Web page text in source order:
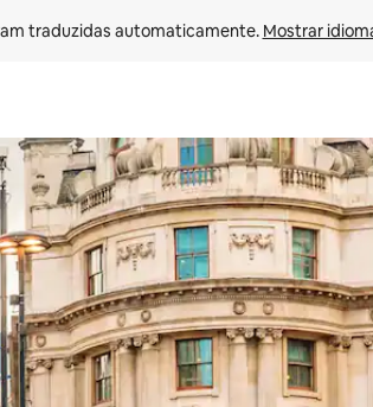
traduzidas automaticamente. Mostrar